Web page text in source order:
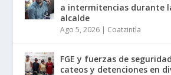
a intermitencias durante
alcalde
Ago 5, 2026 | Coatzintla
FGE y fuerzas de
cateos y detenciones en